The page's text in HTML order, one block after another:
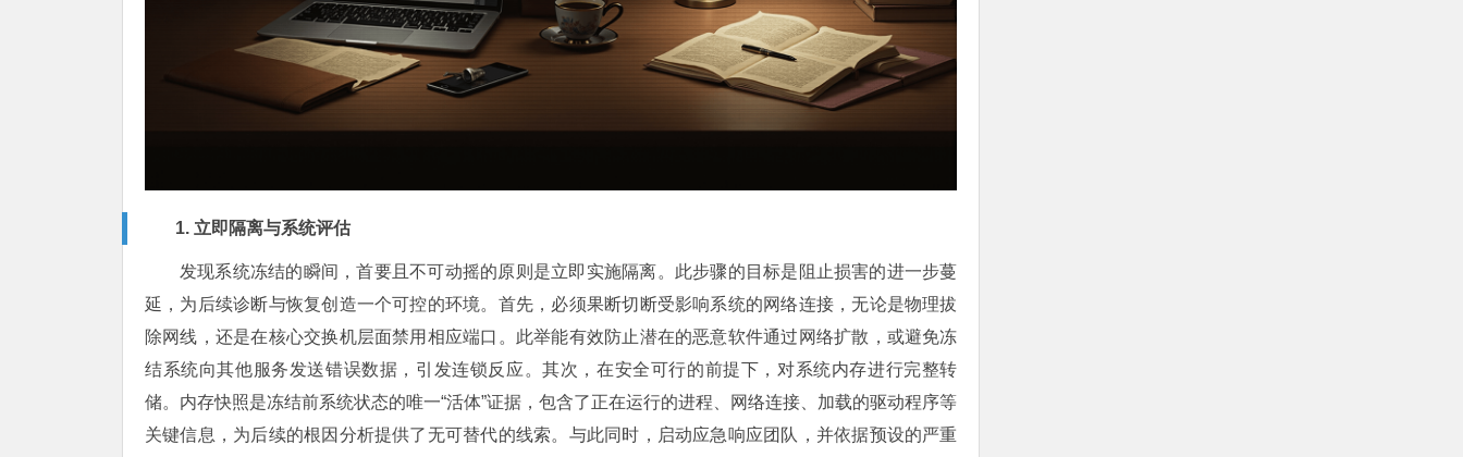
1. 立即隔离与系统评估
发现系统冻结的瞬间，首要且不可动摇的原则是立即实施隔离。此步骤的目标是阻止损害的进一步蔓
延，为后续诊断与恢复创造一个可控的环境。首先，必须果断切断受影响系统的网络连接，无论是物理拔
除网线，还是在核心交换机层面禁用相应端口。此举能有效防止潜在的恶意软件通过网络扩散，或避免冻
结系统向其他服务发送错误数据，引发连锁反应。其次，在安全可行的前提下，对系统内存进行完整转
储。内存快照是冻结前系统状态的唯一“活体”证据，包含了正在运行的进程、网络连接、加载的驱动程序等
关键信息，为后续的根因分析提供了无可替代的线索。与此同时，启动应急响应团队，并依据预设的严重